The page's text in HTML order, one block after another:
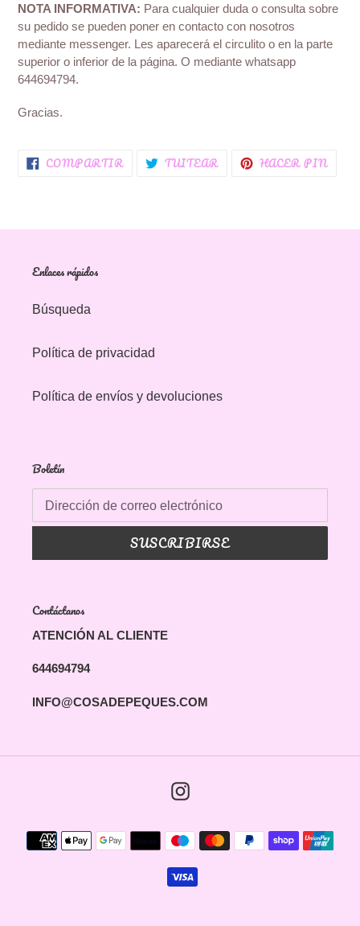
NOTA INFORMATIVA: Para cualquier duda o consulta sobre
su pedido se pueden poner en contacto con nosotros
mediante messenger. Les aparecerá el circulito o en la parte
superior o inferior de la página. O mediante whatsapp
644694794.
Gracias.
COMPARTIR COMPARTIR
EN TUITEAR TUITEAR
EN HACER PINEN
Enlaces rápidos
Búsqueda
Política de privacidad
Política de envíos y devoluciones
Boletín
SUSCRIBIRSE
Contáctanos
ATENCIÓN AL CLIENTE
644694794
INFO@COSADEPEQUES.COM
Instagram
Métodos
de
pago